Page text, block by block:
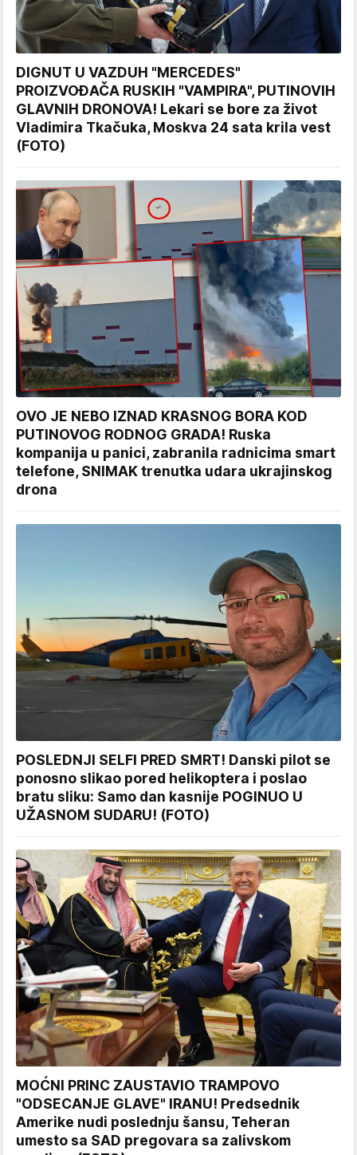
DIGNUT U VAZDUH "MERCEDES"
PROIZVOĐAČA RUSKIH "VAMPIRA", PUTINOVIH
GLAVNIH DRONOVA! Lekari se bore za život
Vladimira Tkačuka, Moskva 24 sata krila vest
(FOTO)
OVO JE NEBO IZNAD KRASNOG BORA KOD
PUTINOVOG RODNOG GRADA! Ruska
kompanija u panici, zabranila radnicima smart
telefone, SNIMAK trenutka udara ukrajinskog
drona
POSLEDNJI SELFI PRED SMRT! Danski pilot se
ponosno slikao pored helikoptera i poslao
bratu sliku: Samo dan kasnije POGINUO U
UŽASNOM SUDARU! (FOTO)
MOĆNI PRINC ZAUSTAVIO TRAMPOVO
"ODSECANJE GLAVE" IRANU! Predsednik
Amerike nudi poslednju šansu, Teheran
umesto sa SAD pregovara sa zalivskom